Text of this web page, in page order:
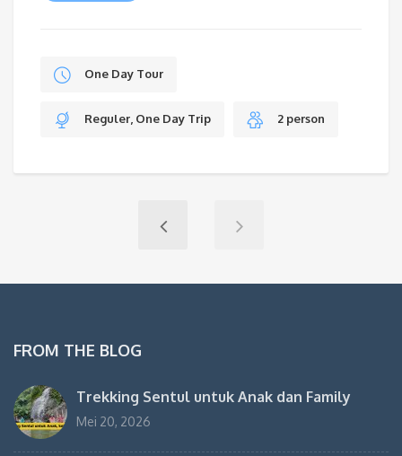
One Day Tour
Reguler, One Day Trip 2 person
FROM THE BLOG
Trekking Sentul untuk Anak dan Family
Mei 20, 2026